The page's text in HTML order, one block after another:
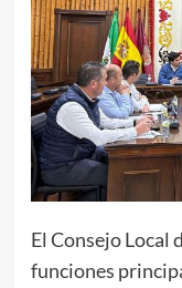
El Consejo Local
funciones